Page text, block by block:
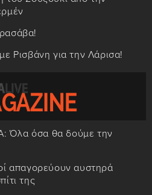
Ρισβάνη για την Λάρισα!
Όλα όσα θα δούμε την
απαγορεύουν αυστηρά
της